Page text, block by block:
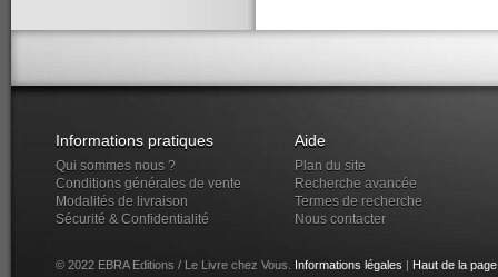
Informations pratiques
Qui sommes nous ?
Conditions générales de vente
Modalités de livraison
Sécurité & Confidentialité
Aide
Plan du site
Recherche avancée
Termes de recherche
Nous contacter
© 2022 EBRA Editions / Le Livre chez Vous. Informations légales Haut de la page